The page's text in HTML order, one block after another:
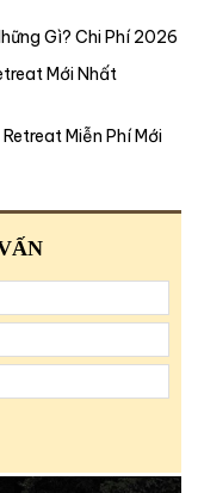
Gì? Chi Phí 2026
Mới Nhất
Miễn Phí Mới